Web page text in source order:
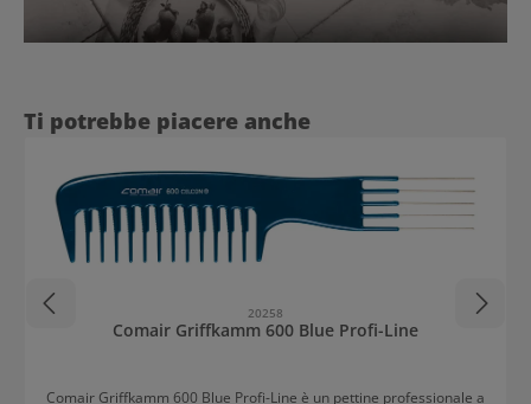
Salta la galleria dei prodotti
Ti potrebbe piacere anche
20258
Comair Griffkamm 600 Blue Profi-Line
Comair Griffkamm 600 Blue Profi-Line è un pettine professionale a